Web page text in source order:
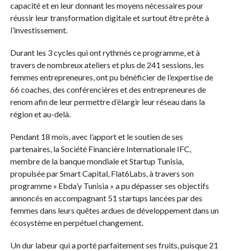
capacité et en leur donnant les moyens nécessaires pour
réussir leur transformation digitale et surtout être prête à
l’investissement.
Durant les 3 cycles qui ont rythmés ce programme, et à
travers de nombreux ateliers et plus de 241 sessions, les
femmes entrepreneures, ont pu bénéficier de l’expertise de
66 coaches, des conférencières et des entrepreneures de
renom afin de leur permettre d’élargir leur réseau dans la
région et au-delà.
Pendant 18 mois, avec l’apport et le soutien de ses
partenaires, la Société Financière Internationale IFC,
membre de la banque mondiale et Startup Tunisia,
propulsée par Smart Capital, Flat6Labs, à travers son
programme « Ebda’y Tunisia » a pu dépasser ses objectifs
annoncés en accompagnant 51 startups lancées par des
femmes dans leurs quêtes ardues de développement dans un
écosystème en perpétuel changement.
Un dur labeur qui a porté parfaitement ses fruits, puisque 21